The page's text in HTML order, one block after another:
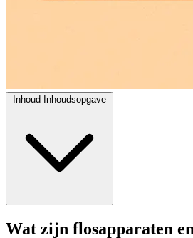
Inhoud Inhoudsopgave
Wat zijn flosapparaten